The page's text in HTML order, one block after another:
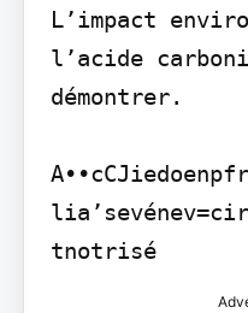
L’impact
l’acide
démontrer.
tnotrisé